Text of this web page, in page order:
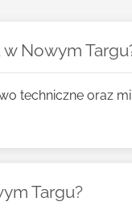
Nowym
techniczne oraz
Targu?